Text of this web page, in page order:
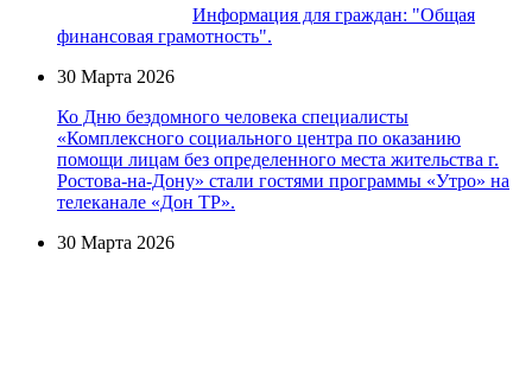
Информация для граждан: "Общая
финансовая грамотность".
30 Марта 2026
Ко Дню бездомного человека специалисты
«Комплексного социального центра по оказанию
помощи лицам без определенного места жительства г.
Ростова-на-Дону» стали гостями программы «Утро» на
телеканале «Дон ТР».
30 Марта 2026